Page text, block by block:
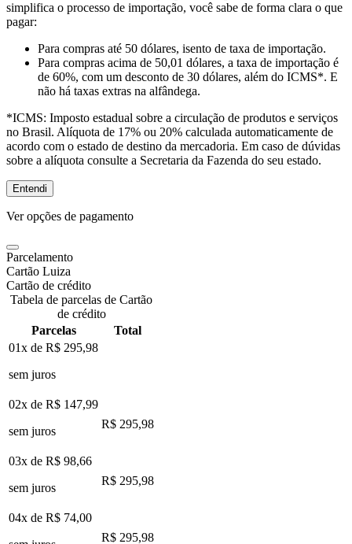
simplifica o processo de importação, você sabe de forma clara o que
pagar:
Para compras até 50 dólares, isento de taxa de importação.
Para compras acima de 50,01 dólares, a taxa de importação é
de 60%, com um desconto de 30 dólares, além do ICMS*. E
não há taxas extras na alfândega.
*ICMS: Imposto estadual sobre a circulação de produtos e serviços
no Brasil. Alíquota de 17% ou 20% calculada automaticamente de
acordo com o estado de destino da mercadoria. Em caso de dúvidas
sobre a alíquota consulte a Secretaria da Fazenda do seu estado.
Entendi
Ver opções de pagamento
Parcelamento
Cartão Luiza
Cartão de crédito
Tabela de parcelas de Cartão
de crédito
Parcelas
Total
01x de R$ 295,98
sem juros
02x de R$ 147,99
sem juros
R$ 295,98
03x de R$ 98,66
sem juros
R$ 295,98
04x de R$ 74,00
R$ 295,98